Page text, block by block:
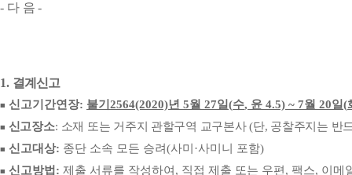
- 다 음-
1. 결계신고
■ 신고기간연장: 불기 2564(2020)년 5월 27일(수, 윤 4.5) ~ 7월 20일(
■ 신고장소: 소재 또는 거주지 관할구역 교구본사(단, 공찰주지는 반
■ 신고대상: 종단 소속 모든 승려(사미 ·사미니 포함)
■ 신고방법 : 제출 서류를 작성하여 , 직접 제출 또는 우편 , 팩스, 이메